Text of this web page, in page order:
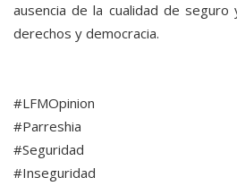
ausencia de la cualidad de
derechos y democracia.
#LFMOpinion
#Parreshia
#Seguridad
#Inseguridad